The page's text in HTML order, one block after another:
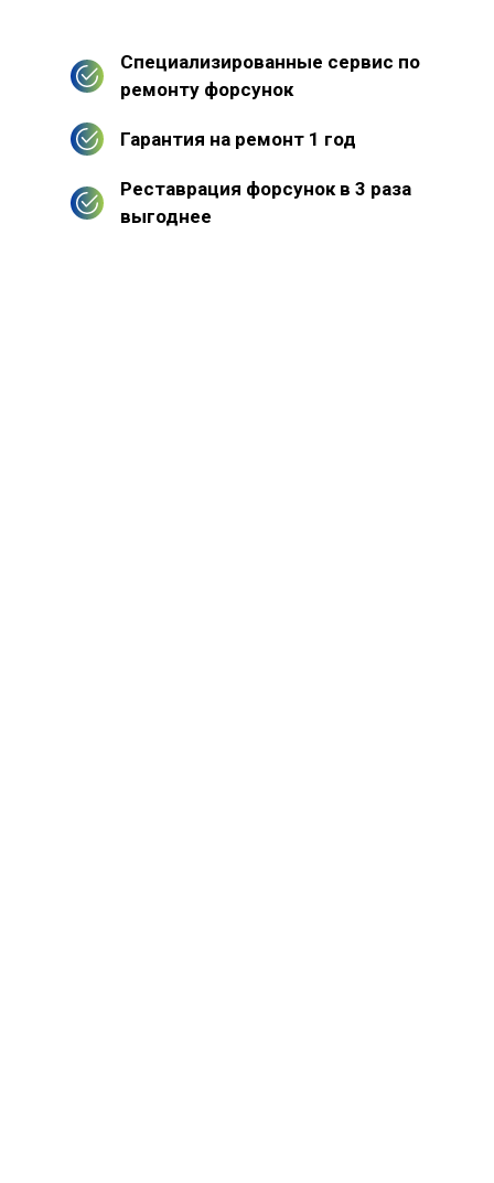
Специализированные сервис по
ремонту форсунок
Гарантия на ремонт 1 год
Реставрация форсунок в 3 раза
выгоднее